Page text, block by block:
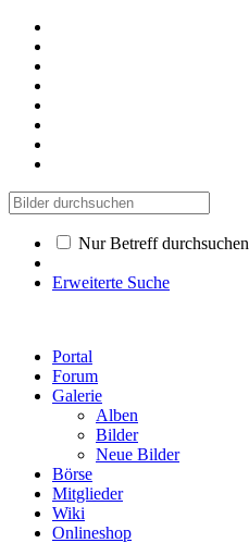
Nur Betreff durchsuchen
Erweiterte Suche
Portal
Forum
Galerie
Alben
Bilder
Neue Bilder
Börse
Mitglieder
Wiki
Onlineshop